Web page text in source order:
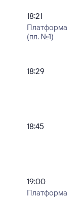
18:21
Платформа
(пл. №1)
18:29
18:45
19:00
Платформа